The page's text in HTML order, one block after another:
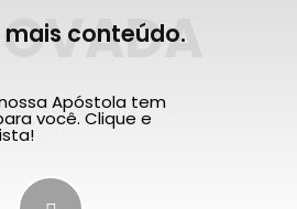
mais conteúdo.
Apóstola tem
você. Clique e